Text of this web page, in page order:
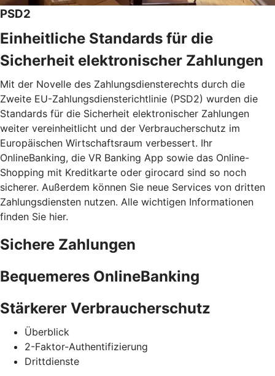
PSD2
Einheitliche Standards für die
Sicherheit elektronischer Zahlungen
Mit der Novelle des Zahlungsdiensterechts durch die
Zweite EU-Zahlungsdiensterichtlinie (PSD2) wurden die
Standards für die Sicherheit elektronischer Zahlungen
weiter vereinheitlicht und der Verbraucherschutz im
Europäischen Wirtschaftsraum verbessert. Ihr
OnlineBanking, die VR Banking App sowie das Online-
Shopping mit Kreditkarte oder girocard sind so noch
sicherer. Außerdem können Sie neue Services von dritten
Zahlungsdiensten nutzen. Alle wichtigen Informationen
finden Sie hier.
Sichere Zahlungen
Bequemeres OnlineBanking
Stärkerer Verbraucherschutz
Überblick
2-Faktor-Authentifizierung
Drittdienste